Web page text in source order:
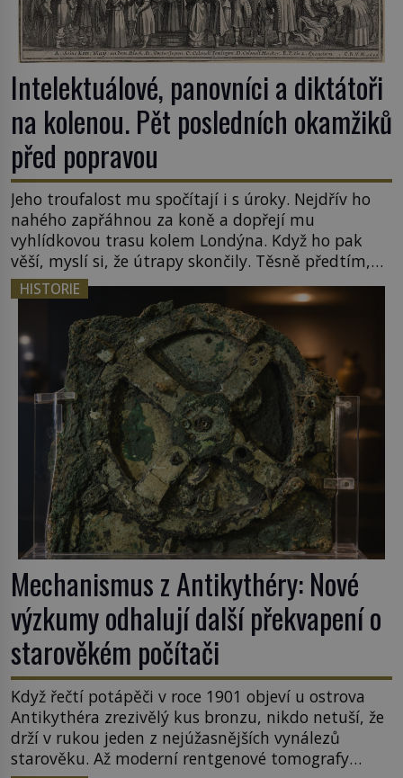
Intelektuálové, panovníci a diktátoři
na kolenou. Pět posledních okamžiků
před popravou
Jeho troufalost mu spočítají i s úroky. Nejdřív ho
nahého zapřáhnou za koně a dopřejí mu
vyhlídkovou trasu kolem Londýna. Když ho pak
věší, myslí si, že útrapy skončily. Těsně předtím,
než ztratí vědomí ho odříznou a začnou jeho tělo
zbavovat orgánů. Chvíli ještě vnímá, pak ho
vysvobodí bezvědomí a smrt. Do posledního
doušku Kdo: Sokrates […]
HISTORIE
Mechanismus z Antikythéry: Nové
výzkumy odhalují další překvapení o
starověkém počítači
Když řečtí potápěči v roce 1901 objeví u ostrova
Antikythéra zrezivělý kus bronzu, nikdo netuší, že
drží v rukou jeden z nejúžasnějších vynálezů
starověku. Až moderní rentgenové tomografy